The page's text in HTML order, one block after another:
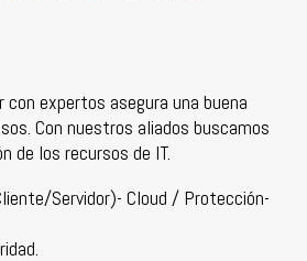
con expertos asegura una buena
Con nuestros aliados buscamos
de los recursos de IT.
Servidor)- Cloud / Protección-